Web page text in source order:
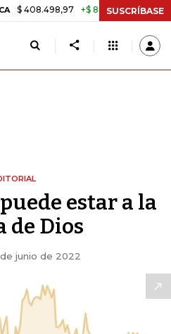
+$ 8.753,81 +2,19%
SUSCRÍBASE
estar a la
de Dios
junio de 2022